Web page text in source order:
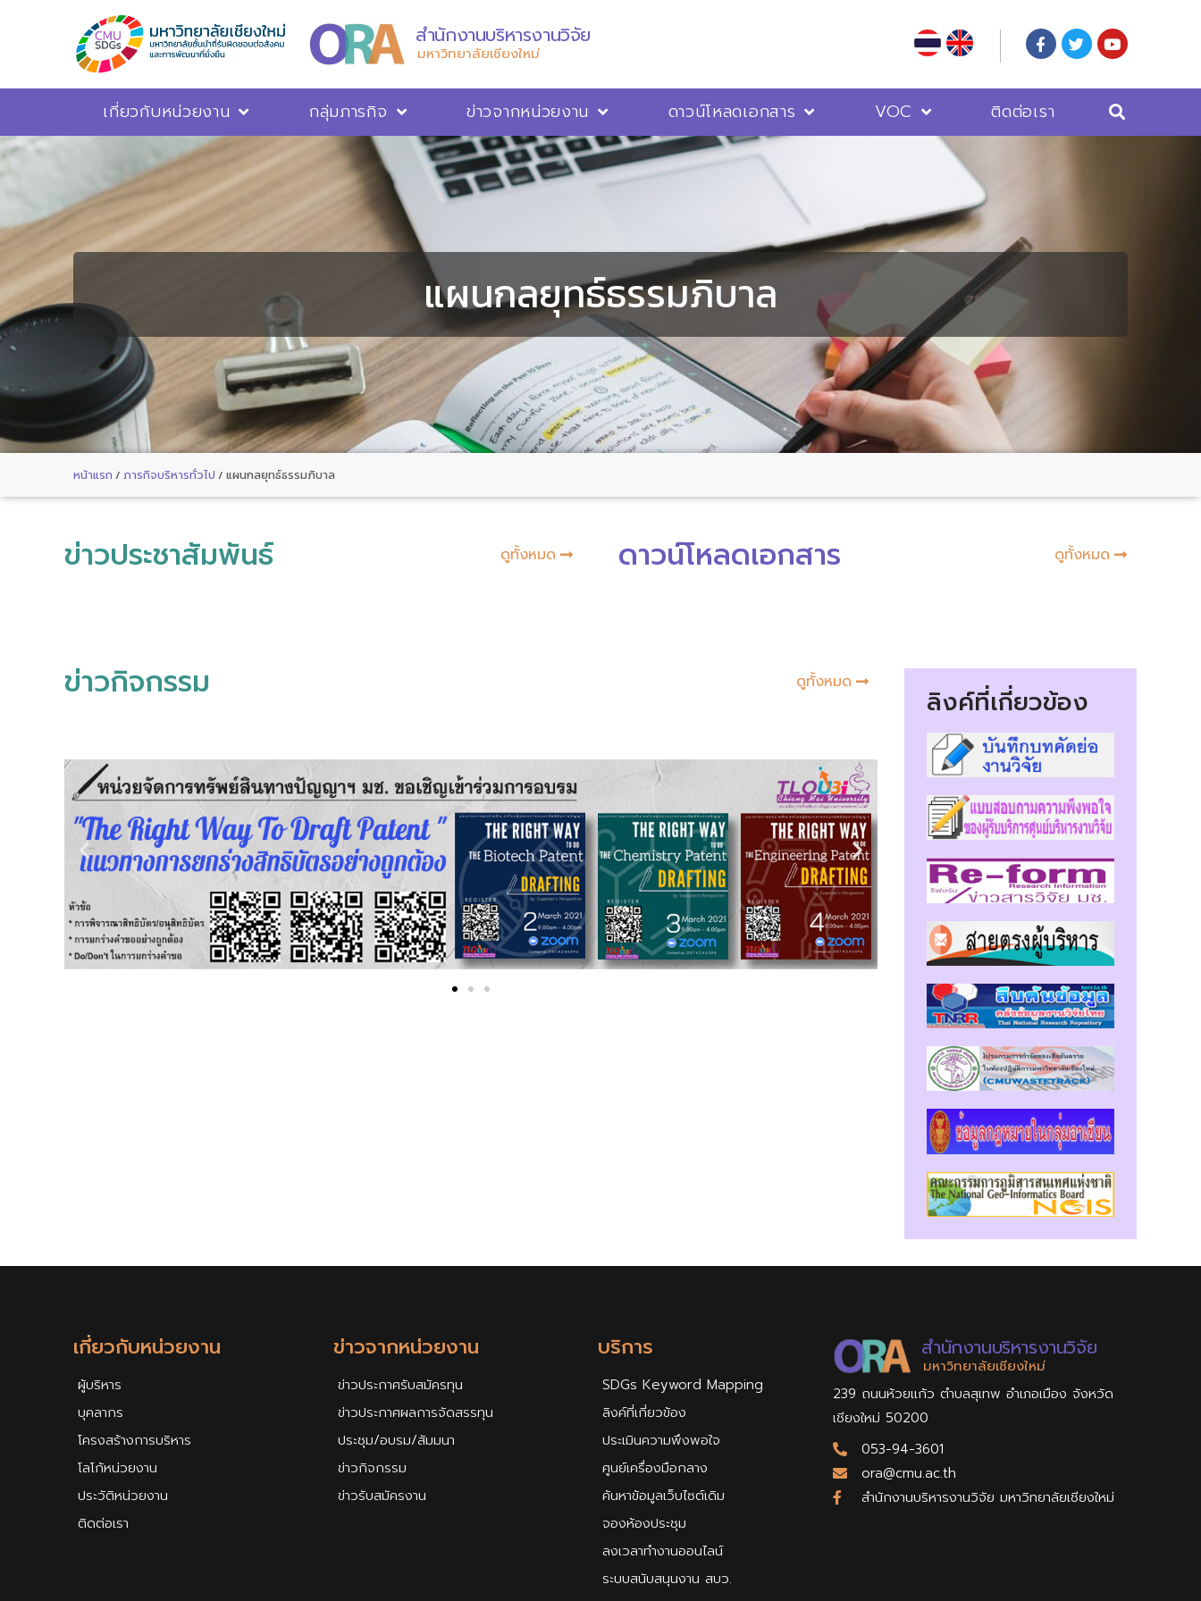
สำนักงานบริหารงานวิจัย
มหาวิทยาลัยเชียงใหม่
เกี่ยวกับหน่วยงาน กลุ่มภารกิจ ข่าวจากหน่วยงาน ดาวน์โหลดเอกสาร VOC ติดต่อเรา
แผนกลยุทธ์ธรรมภิบาล
หน้าแรก / ภารกิจบริหารทั่วไป / แผนกลยุทธ์ธรรมภิบาล
ข่าวประชาสัมพันธ์ ดูทั้งหมด ดาวน์โหลดเอกสาร ดูทั้งหมด
ข่าวกิจกรรม ดูทั้งหมด
ลิงค์ที่เกี่ยวข้อง
เกี่ยวกับหน่วยงาน
ผู้บริหาร
บุคลากร
โครงสร้างการบริหาร
โลโก้หน่วยงาน
ประวัติหน่วยงาน
ติดต่อเรา
ข่าวจากหน่วยงาน
ข่าวประกาศรับสมัครทุน
ข่าวประกาศผลการจัดสรรทุน
ประชุม/อบรม/สัมมนา
ข่าวกิจกรรม
ข่าวรับสมัครงาน
บริการ
SDGs Keyword Mapping
ลิงค์ที่เกี่ยวข้อง
ประเมินความพึงพอใจ
ศูนย์เครื่องมือกลาง
ค้นหาข้อมูลเว็บไซต์เดิม
จองห้องประชุม
ลงเวลาทำงานออนไลน์
ระบบสนับสนุนงาน สบว.
สำนักงานบริหารงานวิจัย
มหาวิทยาลัยเชียงใหม่
239 ถนนห้วยแก้ว ตำบลสุเทพ อำเภอเมือง จังหวัด
เชียงใหม่ 50200
053-94-3601
ora@cmu.ac.th
สำนักงานบริหารงานวิจัย มหาวิทยาลัยเชียงใหม่